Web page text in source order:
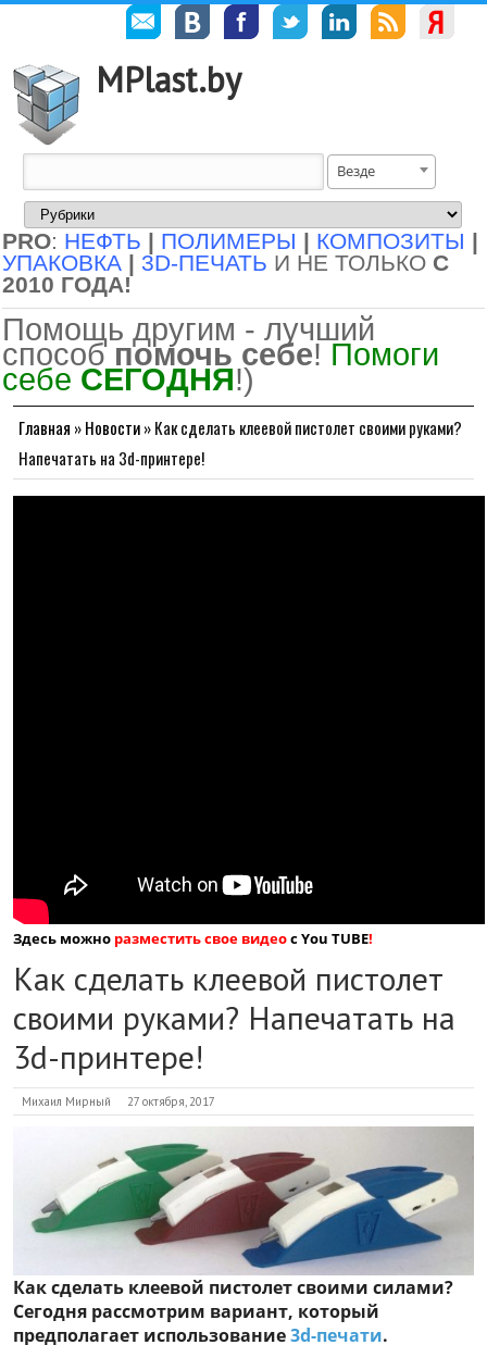
MPlast.by
Везде
PRO: НЕФТЬ | ПОЛИМЕРЫ | КОМПОЗИТЫ |
УПАКОВКА | 3D-ПЕЧАТЬ И НЕ ТОЛЬКО С
2010 ГОДА!
Помощь другим - лучший
способ помочь себе! Помоги
себе СЕГОДНЯ!)
Главная »Новости»Как сделать клеевой пистолет своими руками?
Напечатать на 3d-принтере!
Здесь можно разместить свое видеос You TUBE!
Как сделать клеевой пистолет
своими руками? Напечатать на
3d-принтере!
Михаил Мирный 27 октября, 2017
Как сделать клеевой пистолет своими силами?
Сегодня рассмотрим вариант, который
предполагает использование3d-печати.